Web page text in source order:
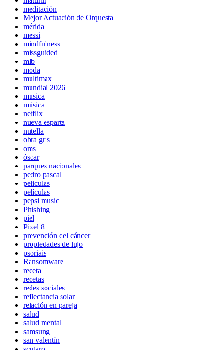
meditación
Mejor Actuación de Orquesta
mérida
messi
mindfulness
missguided
mlb
moda
multimax
mundial 2026
musica
música
netflix
nueva esparta
nutella
obra gris
oms
óscar
parques nacionales
pedro pascal
peliculas
películas
pepsi music
Phishing
piel
Pixel 8
prevención del cáncer
propiedades de lujo
psoriais
Ransomware
receta
recetas
redes sociales
reflectancia solar
relación en pareja
salud
salud mental
samsung
san valentín